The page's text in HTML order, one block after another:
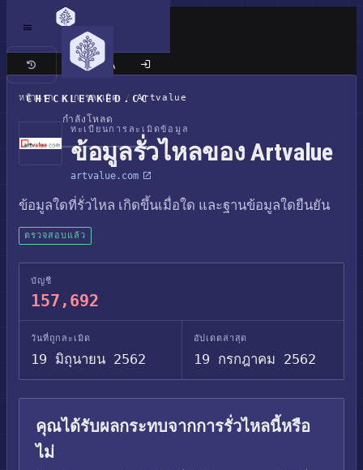
CHECKLEAKED.CC
กำลังโหลด
เว็บไซต์แบบคลาสสิก
หน้าแรก / การละเมิด / Artvalue
ทะเบียนการละเมิดข้อมูล
ข้อมูลรั่วไหลของ Artvalue
artvalue.com
ข้อมูลใดที่รั่วไหล เกิดขึ้นเมื่อใด และฐานข้อมูลใดยืนยัน
ตรวจสอบแล้ว
บัญชี
157,692
วันที่ถูกละเมิด
19 มิถุนายน 2562
อัปเดตล่าสุด
19 กรกฎาคม 2562
คุณได้รับผลกระทบจากการรั่วไหลนี้หรือ
ไม่